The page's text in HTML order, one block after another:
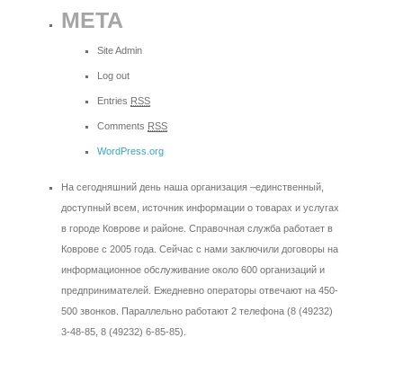
META
Site Admin
Log out
Entries RSS
Comments RSS
WordPress.org
На сегодняшний день наша организация –единственный,
доступный всем, источник информации о товарах и услугах
в городе Коврове и районе. Справочная служба работает в
Коврове с 2005 года. Сейчас с нами заключили договоры на
информационное обслуживание около 600 организаций и
предпринимателей. Ежедневно операторы отвечают на 450-
500 звонков. Параллельно работают 2 телефона (8 (49232)
3-48-85, 8 (49232) 6-85-85).